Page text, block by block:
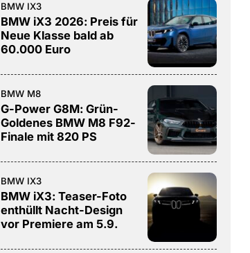
BMW IX3
BMW iX3 2026: Preis für
Neue Klasse bald ab
60.000 Euro
BMW M8
G-Power G8M: Grün-
Goldenes BMW M8 F92-
Finale mit 820 PS
BMW IX3
BMW iX3: Teaser-Foto
enthüllt Nacht-Design
vor Premiere am 5.9.